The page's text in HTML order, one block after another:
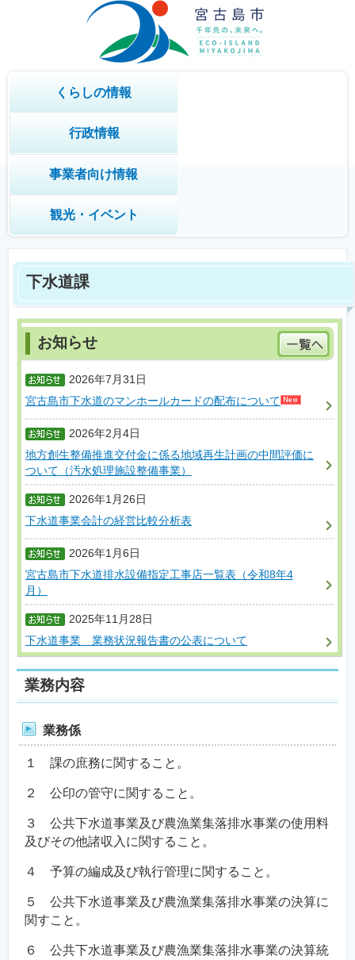
くらしの情報
行政情報
事業者向け情報
観光・イベント
下水道課
2026年7月31日
宮古島市下水道のマンホールカードの配布について
2026年2月4日
地方創生整備推進交付金に係る地域再生計画の中間評価に
ついて（汚水処理施設整備事業）
2026年1月26日
下水道事業会計の経営比較分析表
2026年1月6日
宮古島市下水道排水設備指定工事店一覧表（令和8年4
月）
2025年11月28日
下水道事業 業務状況報告書の公表について
業務内容
業務係
１ 課の庶務に関すること。
２ 公印の管守に関すること。
３ 公共下水道事業及び農漁業集落排水事業の使用料
及びその他諸収入に関すること。
４ 予算の編成及び執行管理に関すること。
５ 公共下水道事業及び農漁業集落排水事業の決算に
関すこと。
６ 公共下水道事業及び農漁業集落排水事業の決算統